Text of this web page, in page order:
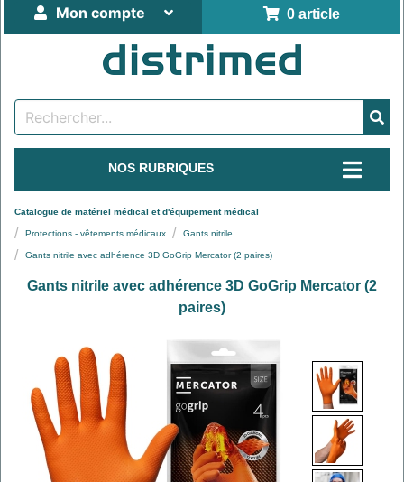
0 article
Mon compte
NOS RUBRIQUES
Catalogue de matériel médical et d'équipement médical
Protections - vêtements médicaux Gants nitrile
Gants nitrile avec adhérence 3D GoGrip Mercator (2 paires)
Gants nitrile avec adhérence 3D GoGrip Mercator (2
paires)